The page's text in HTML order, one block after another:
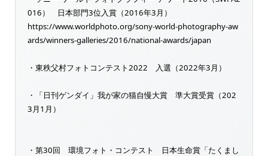
016） 日本部門3位入賞（2016年3月）
https://www.worldphoto.org/sony-world-photography-aw
ards/winners-galleries/2016/national-awards/japan
・東秩父村フォトコンテスト2022 入選（2022年3月）
・「日刊ゲンダイ」我が家の猫自慢大賞 準大賞受賞（202
3月1月）
・第30回 環境フォト・コンテスト 日本生命賞「たくまし